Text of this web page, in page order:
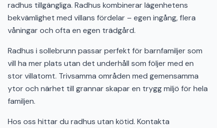
radhus tillgängliga. Radhus kombinerar lägenhetens
bekvämlighet med villans fördelar – egen ingång, flera
våningar och ofta en egen trädgård.
Radhus i sollebrunn passar perfekt för barnfamiljer som
vill ha mer plats utan det underhåll som följer med en
stor villatomt. Trivsamma områden med gemensamma
ytor och närhet till grannar skapar en trygg miljö för hela
familjen.
Hos oss hittar du radhus utan kötid. Kontakta